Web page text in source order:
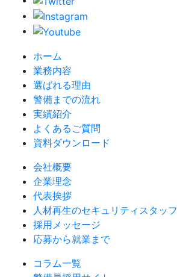
ホーム
業務内容
選ばれる理由
警備までの流れ
実績紹介
よくあるご質問
資料ダウンロード
会社概要
企業理念
代表挨拶
人材再生のセキュリティスタッフ
採用メッセージ
応募から就業まで
コラム一覧